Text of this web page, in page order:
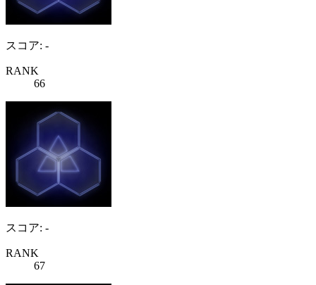
スコア: -
RANK
66
スコア: -
RANK
67